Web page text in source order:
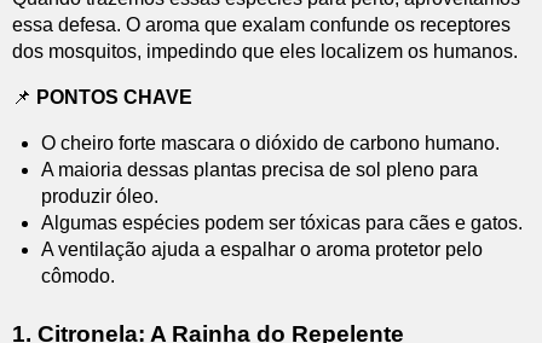
essa defesa. O aroma que exalam confunde os receptores
dos mosquitos, impedindo que eles localizem os humanos.
📌 PONTOS CHAVE
O cheiro forte mascara o dióxido de carbono humano.
A maioria dessas plantas precisa de sol pleno para
produzir óleo.
Algumas espécies podem ser tóxicas para cães e gatos.
A ventilação ajuda a espalhar o aroma protetor pelo
cômodo.
1. Citronela: A Rainha do Repelente